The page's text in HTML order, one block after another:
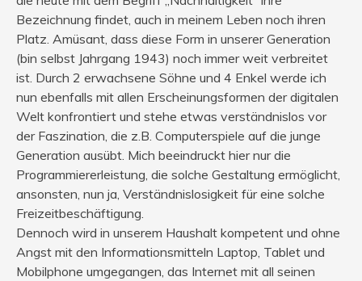
Bezeichnung findet, auch in meinem Leben noch ihren
Platz. Amüsant, dass diese Form in unserer Generation
(bin selbst Jahrgang 1943) noch immer weit verbreitet
ist. Durch 2 erwachsene Söhne und 4 Enkel werde ich
nun ebenfalls mit allen Erscheinungsformen der digitalen
Welt konfrontiert und stehe etwas verständnislos vor
der Faszination, die z.B. Computerspiele auf die junge
Generation ausübt. Mich beeindruckt hier nur die
Programmiererleistung, die solche Gestaltung ermöglicht,
ansonsten, nun ja, Verständnislosigkeit für eine solche
Freizeitbeschäftigung.
Dennoch wird in unserem Haushalt kompetent und ohne
Angst mit den Informationsmitteln Laptop, Tablet und
Mobilphone umgegangen, das Internet mit all seinen